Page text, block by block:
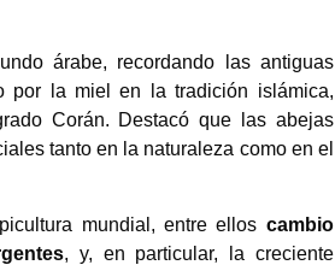
árabe, recordando las antiguas
por la miel en la tradición islámica,
Corán. Destacó que las abejas
tanto en la naturaleza como en el
mundial, entre ellos cambio
, y, en particular, la creciente